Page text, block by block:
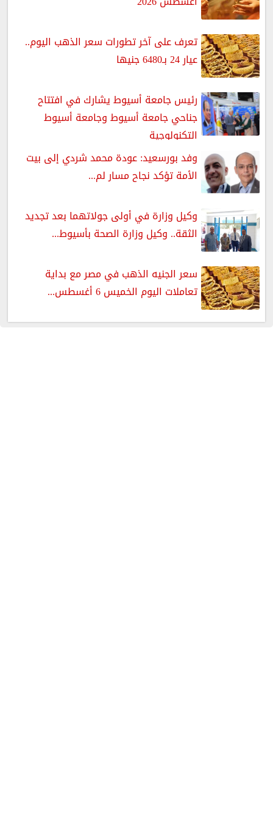
تعرف على آخر تطورات سعر الذهب اليوم..
عيار 24 بـ6480 جنيها
رئيس جامعة أسيوط يشارك في افتتاح
جناحي جامعة أسيوط وجامعة أسيوط
التكنولوجية
وفد بورسعيد: عودة محمد شردي إلى بيت
الأمة تؤكد نجاح مسار لم...
وكيل وزارة في أولى جولاتهما بعد تجديد
الثقة.. وكيل وزارة الصحة بأسيوط...
سعر الجنيه الذهب في مصر مع بداية
تعاملات اليوم الخميس 6 أغسطس...